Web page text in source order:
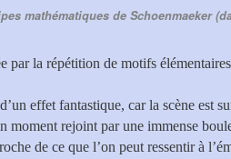
mathématiques de Schoenmaeker
par la répétition de motifs
effet fantastique, car la scène est
moment rejoint par une immense
de ce que l’on peut ressentir à